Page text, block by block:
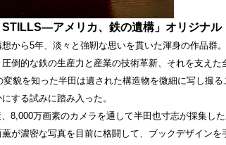
STILLS―アメリカ、鉄の遺構」オリジナル
から5年、淡々と強靭な思いを貫いた渾身の作品群。
倒的な鉄の生産力と産業の技術革新、それを支えた
変貌を知った半田は遺された構造物を微細に写し撮
する試みに踏み入った。
8,000万画素のカメラを通して半田也寸志が採集した
が濃密な写真を目前に格闘して、ブックデザインを